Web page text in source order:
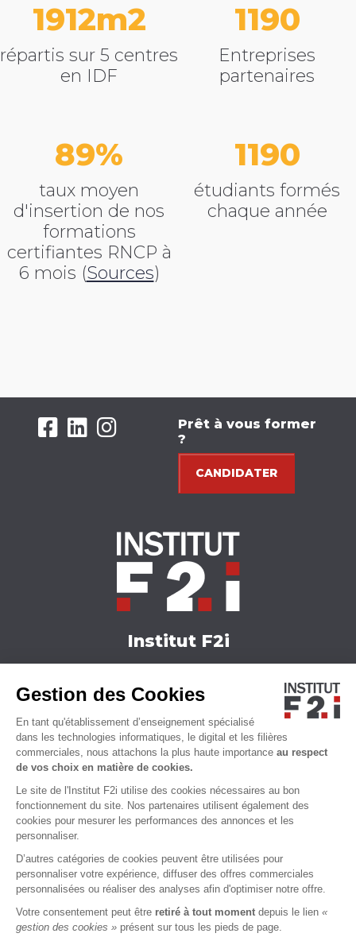
Gestion des Cookies
En tant qu'établissement d’enseignement spécialisé
dans les technologies informatiques, le digital et les filières
commerciales, nous attachons la plus haute importance au respect
de vos choix en matière de cookies.
Le site de l'Institut F2i utilise des cookies nécessaires au bon
fonctionnement du site. Nos partenaires utilisent également des
cookies pour mesurer les performances des annonces et les
personnaliser.
D’autres catégories de cookies peuvent être utilisées pour
personnaliser votre expérience, diffuser des offres commerciales
personnalisées ou réaliser des analyses afin d'optimiser notre offre.
Votre consentement peut être retiré à tout moment depuis le lien «
gestion des cookies » présent sur tous les pieds de page.
2832
répartis sur 5 centres
en IDF
1765
Entreprises
partenaires
89
taux moyen
d'insertion de nos
formations
certifiantes RNCP à
6 mois (Sources)
1765
étudiants formés
chaque année
Prêt à vous former
?
CANDIDATER
Institut F2i
Actualités
Qui sommes-nous ?
Accessibilité
MENTIONS LÉGALES CGU CGS CHARTE VIE PRIVÉE